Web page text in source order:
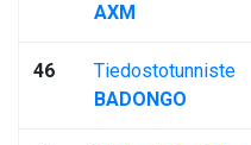
AXM
46
Tiedostotunniste
BADONGO